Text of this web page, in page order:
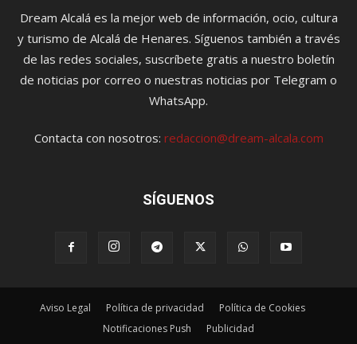
Dream Alcalá es la mejor web de información, ocio, cultura
y turismo de Alcalá de Henares. Síguenos también a través
de las redes sociales, suscríbete gratis a nuestro boletín
de noticias por correo o nuestras noticias por Telegram o
WhatsApp.
Contacta con nosotros: redaccion@dream-alcala.com
SÍGUENOS
Aviso Legal Política de privacidad
Política de Cookies
Notificaciones Push
Publicidad